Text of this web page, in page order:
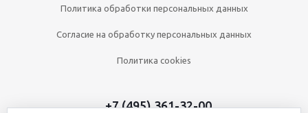
Политика обработки персональных данных
Согласие на обработку персональных данных
Политика cookies
+7 (495) 361-32-00